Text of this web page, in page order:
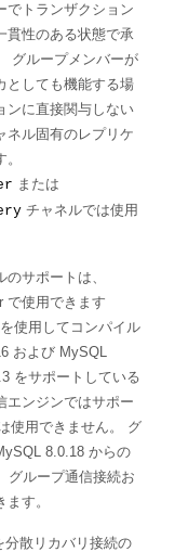
でトランザクション
貫性のある状態で承
グループメンバーが
としても機能する場
ンに直接関与しない
ネル固有のレプリケ
または
チャネルでは使用
サポートは、
で使用できます
使用してコンパイル
および MySQL
をサポートしている
エンジンではサポー
使用できません。 グ
8.0.18 からの
グループ通信接続お
す。
散リカバリ接続の